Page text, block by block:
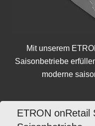
Mit unserem
Saisonbetriebe
moderne
ETRON onRetail